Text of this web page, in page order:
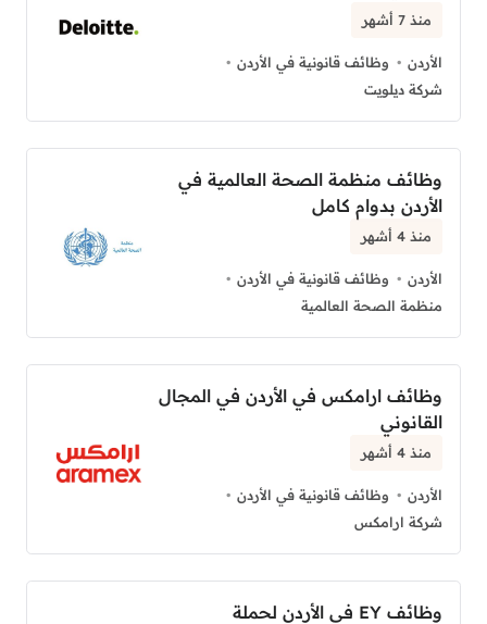
منذ 7 أشهر
الأردن
وظائف قانونية في الأردن
شركة ديلويت
وظائف منظمة الصحة العالمية في
الأردن بدوام كامل
منذ 4 أشهر
الأردن
وظائف قانونية في الأردن
منظمة الصحة العالمية
وظائف ارامكس في الأردن في المجال
القانوني
منذ 4 أشهر
الأردن
وظائف قانونية في الأردن
شركة ارامكس
وظائف EY في الأردن لحملة